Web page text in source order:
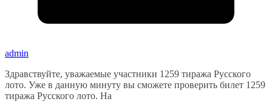
admin
Здравствуйте, уважаемые участники 1259 тиража Русского
лото. Уже в данную минуту вы сможете проверить билет 1259
тиража Русского лото. На